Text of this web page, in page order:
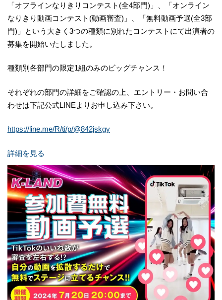
「オフラインなりきりコンテスト(全4部門)」、「オンライン
なりきり動画コンテスト(動画審査)」、「無料動画予選(全3部
門)」という大きく3つの種類に別れたコンテストにて出演者の
募集を開始いたしました。
種類別各部門の限定1組のみのビッグチャンス！
それぞれの部門の詳細をご確認の上、エントリー・お問い合
わせは下記公式LINEよりお申し込み下さい。
https://line.me/R/ti/p/@842jskgy
詳細を見る